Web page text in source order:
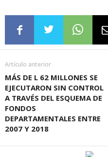
Artículo anterior
MÁS DE L 62 MILLONES SE
EJECUTARON SIN CONTROL
A TRAVÉS DEL ESQUEMA DE
FONDOS
DEPARTAMENTALES ENTRE
2007 Y 2018